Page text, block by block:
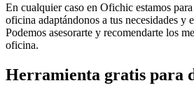
En cualquier caso en Ofichic estamos
oficina adaptándonos a tus necesidades y
Podemos asesorarte y recomendarte los
oficina.
Herramienta gratis para